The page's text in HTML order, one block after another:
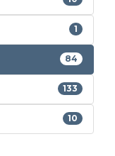
1
84
133
10